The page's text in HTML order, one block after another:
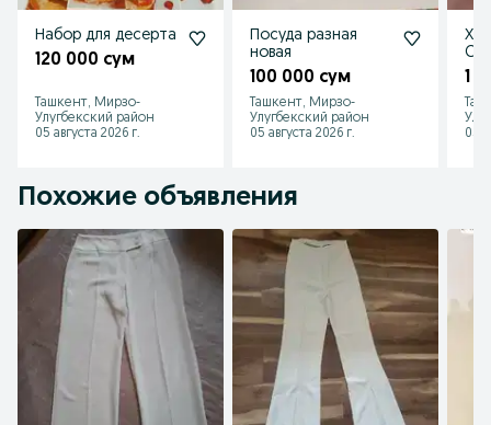
Набор для десерта
120 000 сум
Ташкент, Мирзо-
Улугбекский район
05 августа 2026 г.
Посуда разная
новая
100 000 сум
Ташкент, Мирзо-
Улугбекский район
05 августа 2026 г.
CM
1
05
Похожие объявления